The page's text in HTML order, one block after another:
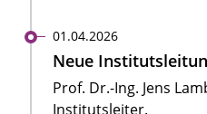
01.04.2026
Neue
Prof. Dr.-Ing. Jens
Institutsleiter.